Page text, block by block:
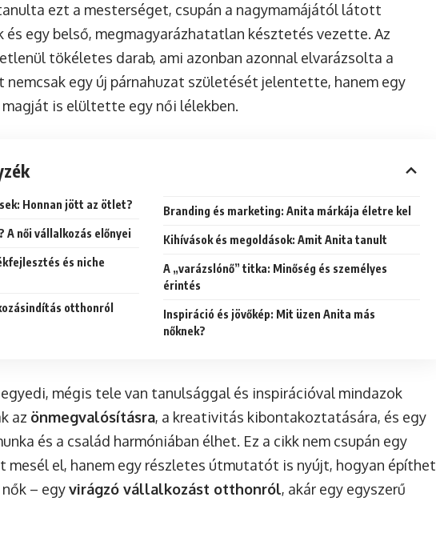
ezt a mesterséget, csupán a nagymamájától látott
egy belső, megmagyarázhatatlan késztetés vezette. Az
tökéletes darab, ami azonban azonnal elvarázsolta a
nemcsak egy új párnahuzat születését jelentette, hanem egy
magját is elültette egy női lélekben.
Honnan jött az ötlet?
női vállalkozás előnyei
és niche
otthonról
Branding és marketing: Anita márkája életre kel
Kihívások és megoldások: Amit Anita tanult
A „varázslónő” titka: Minőség és személyes
érintés
Inspiráció és jövőkép: Mit üzen Anita más
nőknek?
mégis tele van tanulsággal és inspirációval mindazok
az önmegvalósításra, a kreativitás kibontakoztatására, és egy
és a család harmóniában élhet. Ez a cikk nem csupán egy
el, hanem egy részletes útmutatót is nyújt, hogyan építhet
– egyvirágzó vállalkozást otthonról, akár egy egyszerű